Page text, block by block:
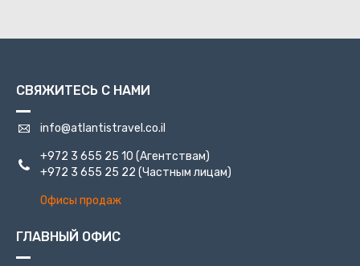
СВЯЖИТЕСЬ С НАМИ
info@atlantistravel.co.il
+972 3 655 25 10 (Агентствам)
+972 3 655 25 22 (Частным лицам)
Офисы продаж
ГЛАВНЫЙ ОФИС